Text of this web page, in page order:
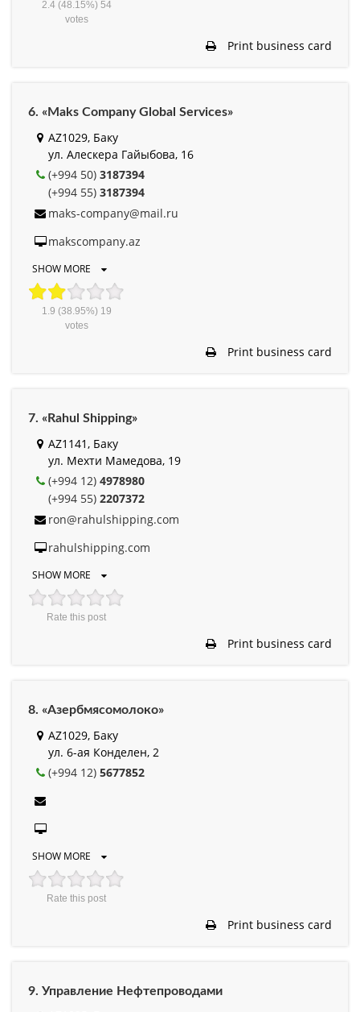
2.4(48.15%) 54
votes
Print business card
6. «Maks Company Global Services»
AZ1029, Баку
ул. Алескера Гайыбова, 16
(+994 50) 3187394
(+994 55) 3187394
maks-company@mail.ru
makscompany.az
SHOW MORE
1.9 (38.95%) 19
votes
Print business card
7. «Rahul Shipping»
AZ1141, Баку
ул. Мехти Мамедова, 19
(+994 12) 4978980
(+994 55) 2207372
ron@rahulshipping.com
rahulshipping.com
SHOW MORE
Rate this post
Print business card
8. «Азербмясомолоко»
AZ1029, Баку
ул. 6-ая Конделен, 2
(+994 12) 5677852
SHOW MORE
Rate this post
Print business card
9. Управление Нефтепроводами